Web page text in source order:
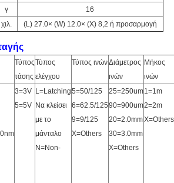
γ
16
χιλ. (L) 27.0× (W) 12.0× (Χ) 8,2 ή προσαρμογή
Τύπος
τάσης
Τύπος
ελέγχου
Τύπος ινώνΔιάμετρος
ινών
Μήκος
ινών
3=3V
5=5V
L=Latching
Να κλείσει
με το
μάνταλο
N=Non-
5=50/125
6=62.5/125
9=9/125
X=Others
25=250um
90=900um
20=2.0mm
30=3.0mm
X=Others
1=1m
2=2m
X=Others